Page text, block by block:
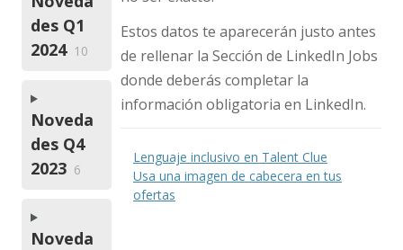
Estos datos te aparecerán justo antes
de rellenar la Sección de LinkedIn Jobs
donde deberás completar la
información obligatoria en LinkedIn.
Lenguaje inclusivo en Talent Clue
Usa una imagen de cabecera en tus
ofertas
des Q1
2024 10
Noveda
des Q4
2023 6
Noveda